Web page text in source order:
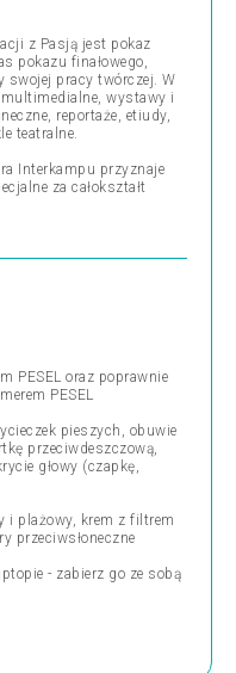
z Pasją jest pokaz
pokazu finałowego,
swojej pracy twórczej. W
wystawy i
reportaże, etiudy,
teatralne.
Interkampu przyznaje
za całokształt
PESEL oraz poprawnie
PESEL
pieszych, obuwie
przeciwdeszczową,
głowy (czapkę,
i plażowy, krem z filtrem
przeciwsłoneczne
- zabierz go ze sobą